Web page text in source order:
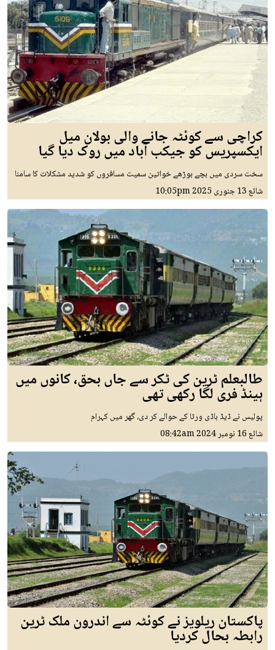
کراچی سے کوئٹہ جانے والی بولان میل
ایکسپریس کو جیکب آباد میں روک دیا گیا
سخت سردی میں بچے بوڑھے خواتین سمیت مسافروں کو شدید مشکلات کا سامنا
شائع13 جنوری 2025 10:05pm
طالبعلم ٹرین کی ٹکر سے جاں بحق، کانوں میں
ہینڈ فری لگا رکھی تھی
پولیس نے ڈیڈ باڈی ورثا کے حوالے کر دی، گھر میں کہرام
شائع16 نومبر 2024 08:42am
پاکستان ریلویز نے کوئٹہ سے اندرون ملک ٹرین
رابطہ بحال کردیا